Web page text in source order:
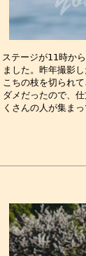
ステージが11時か
ました。昨年撮影
こちの枝を切られ
ダメだったので、